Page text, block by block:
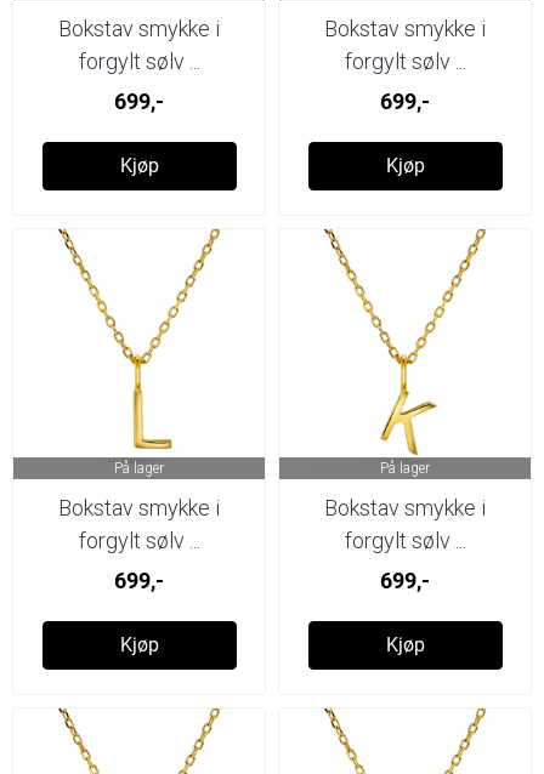
Bokstav smykke i
forgylt sølv ...
699,-
Kjøp
Bokstav smykke i
forgylt sølv ...
699,-
Kjøp
På lager
Bokstav smykke i
forgylt sølv ...
699,-
Kjøp
På lager
Bokstav smykke i
forgylt sølv ...
699,-
Kjøp